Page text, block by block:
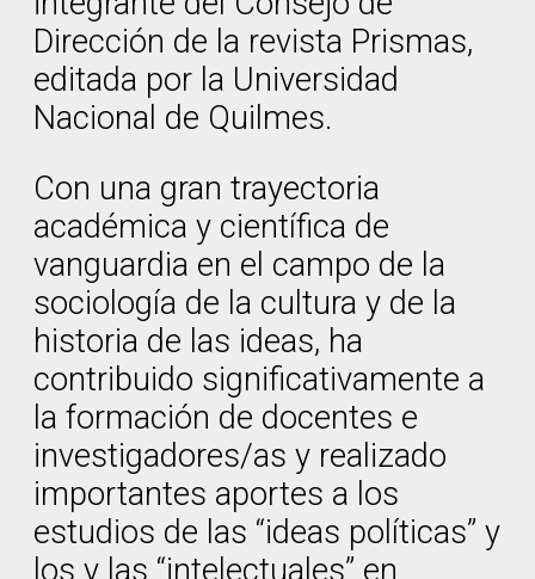
Dirección de la revista Prismas,
editada por la Universidad
Nacional de Quilmes.
Con una gran trayectoria
académica y científica de
vanguardia en el campo de la
sociología de la cultura y de la
historia de las ideas, ha
contribuido significativamente a
la formación de docentes e
investigadores/as y realizado
importantes aportes a los
estudios de las “ideas políticas” y
los y las “intelectuales” en